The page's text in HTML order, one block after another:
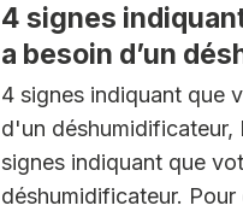
4 signes
a besoin d’un
4 signes indiquant que
d'un déshumidificateur,
signes indiquant que
déshumidificateur.